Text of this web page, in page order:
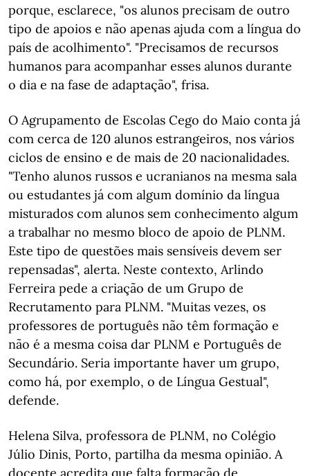
porque, esclarece, "os alunos precisam de outro
tipo de apoios e não apenas ajuda com a língua do
país de acolhimento". "Precisamos de recursos
humanos para acompanhar esses alunos durante
o dia e na fase de adaptação", frisa.
O Agrupamento de Escolas Cego do Maio conta já
com cerca de 120 alunos estrangeiros, nos vários
ciclos de ensino e de mais de 20 nacionalidades.
"Tenho alunos russos e ucranianos na mesma sala
ou estudantes já com algum domínio da língua
misturados com alunos sem conhecimento algum
a trabalhar no mesmo bloco de apoio de PLNM.
Este tipo de questões mais sensíveis devem ser
repensadas", alerta. Neste contexto, Arlindo
Ferreira pede a criação de um Grupo de
Recrutamento para PLNM. "Muitas vezes, os
professores de português não têm formação e
não é a mesma coisa dar PLNM e Português de
Secundário. Seria importante haver um grupo,
como há, por exemplo, o de Língua Gestual",
defende.
Helena Silva, professora de PLNM, no Colégio
Júlio Dinis, Porto, partilha da mesma opinião. A